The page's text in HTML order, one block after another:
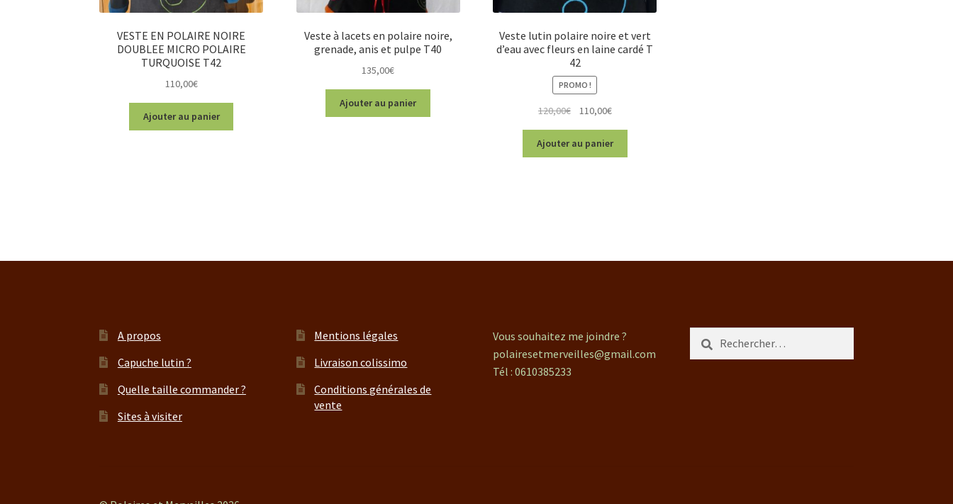
VESTE EN POLAIRE NOIRE
DOUBLEE MICRO POLAIRE
TURQUOISE T42
110,00€
Ajouter au panier
Veste à lacets en polaire noire,
grenade, anis et pulpe T40
135,00€
Ajouter au panier
Veste lutin polaire noire et vert
d’eau avec fleurs en laine cardé T
42
PROMO !
120,00€
Le
initial
était :
110,00€Le
actuel
est :
Ajouter au panier
A propos
Capuche lutin ?
Quelle taille commander ?
Sites à visiter
Mentions légales
Livraison colissimo
Conditions générales de
vente
Vous souhaitez me joindre ?
polairesetmerveilles@gmail.com
Tél : 0610385233
Rechercher :